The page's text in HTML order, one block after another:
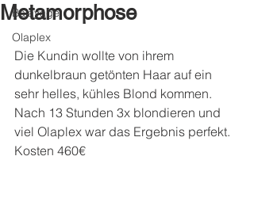
Balayage
Olaplex
Metamorphose
Die Kundin wollte von ihrem
dunkelbraun getönten Haar auf ein
sehr helles, kühles Blond kommen.
Nach 13 Stunden 3x blondieren und
viel Olaplex war das Ergebnis perfekt.
Kosten 460€